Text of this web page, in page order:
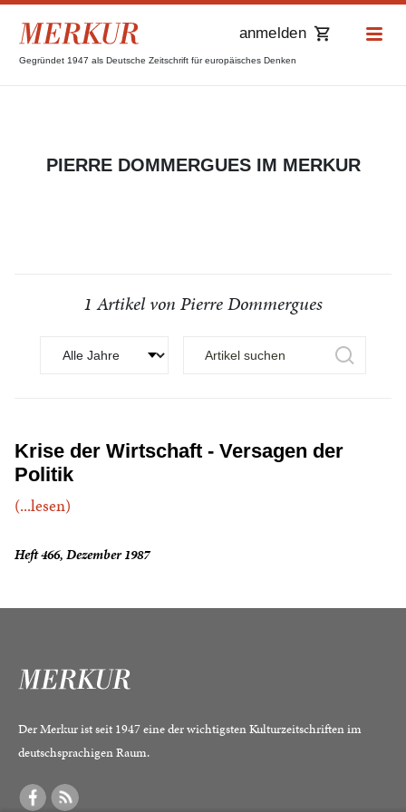
Gegründet 1947 als Deutsche Zeitschrift für europäisches Denken
anmelden
PIERRE DOMMERGUES IM MERKUR
1 Artikel von Pierre Dommergues
Krise der Wirtschaft - Versagen der
Politik
(...lesen)
Heft 466, Dezember 1987
Der Merkur ist seit 1947 eine der wichtigsten Kulturzeitschriften im
deutschsprachigen Raum.